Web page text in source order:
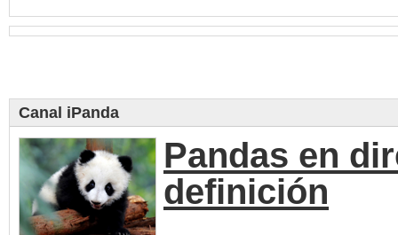
Canal iPanda
Pandas en
definición